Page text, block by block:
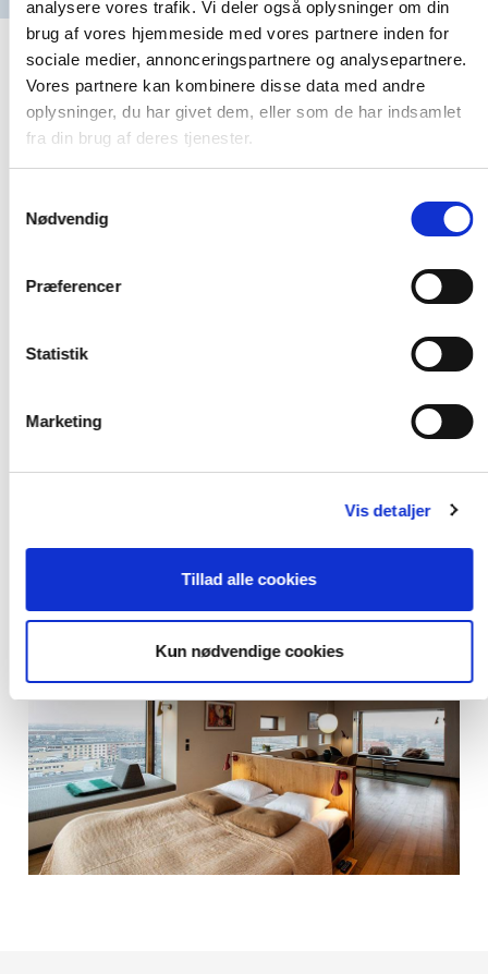
analysere vores trafik. Vi deler også oplysninger om din
brug af vores hjemmeside med vores partnere inden for
sociale medier, annonceringspartnere og analysepartnere.
Vores partnere kan kombinere disse data med andre
oplysninger, du har givet dem, eller som de har indsamlet
fra din brug af deres tjenester.
Nødvendig
Præferencer
Statistik
Marketing
Vis detaljer
Tillad alle cookies
Kun nødvendige cookies